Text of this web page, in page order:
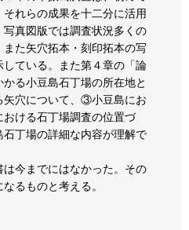
れらの成果を十二分に活用
真図版では調査状況多くの
た矢穴拓本・刻印拓本の写
ている。また第４章の「論
る小豆島石丁場の所在地と
穴について、③小豆島にお
ける石丁場調査の位置づ
丁場の詳細な内容が理解で
今までにはなかった。その
るものと考える。